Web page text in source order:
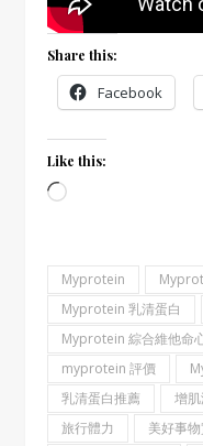
Share this:
Facebook
Like this:
Loading…
Myprotein
Myprotein 乳清蛋白
Myprotein 綜合維他命
myprotein 評價
乳清蛋白推薦
增
旅行體力
美好事